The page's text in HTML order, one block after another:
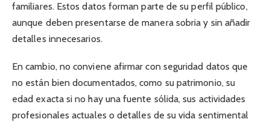
familiares. Estos datos forman parte de su perfil público,
aunque deben presentarse de manera sobria y sin añadir
detalles innecesarios.
En cambio, no conviene afirmar con seguridad datos que
no están bien documentados, como su patrimonio, su
edad exacta si no hay una fuente sólida, sus actividades
profesionales actuales o detalles de su vida sentimental